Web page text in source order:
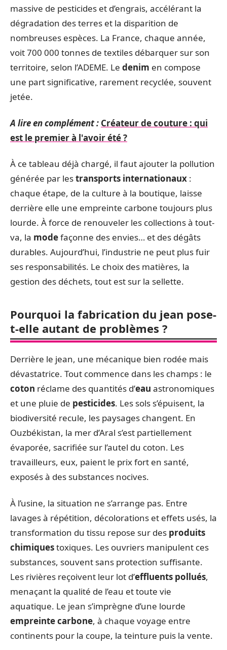
massive de pesticides et d’engrais, accélérant la
dégradation des terres et la disparition de
nombreuses espèces. La France, chaque année,
voit 700 000 tonnes de textiles débarquer sur son
territoire, selon l’ADEME. Le denim en compose
une part significative, rarement recyclée, souvent
jetée.
A lire en complément : Créateur de couture : qui
est le premier à l'avoir été ?
À ce tableau déjà chargé, il faut ajouter la pollution
générée par lestransports internationaux :
chaque étape, de la culture à la boutique, laisse
derrière elle une empreinte carbone toujours plus
lourde. À force de renouveler les collections à tout-
va, la modefaçonne des envies… et des dégâts
durables. Aujourd’hui, l’industrie ne peut plus fuir
ses responsabilités. Le choix des matières, la
gestion des déchets, tout est sur la sellette.
Pourquoi la fabrication du jean pose-
t-elle autant de problèmes ?
Derrière le jean, une mécanique bien rodée mais
dévastatrice. Tout commence dans les champs : le
coton réclame des quantités d’eau astronomiques
et une pluie de pesticides. Les sols s’épuisent, la
biodiversité recule, les paysages changent. En
Ouzbékistan, la mer d’Aral s’est partiellement
évaporée, sacrifiée sur l’autel du coton. Les
travailleurs, eux, paient le prix fort en santé,
exposés à des substances nocives.
À l’usine, la situation ne s’arrange pas. Entre
lavages à répétition, décolorations et effets usés, la
transformation du tissu repose sur des produits
chimiquestoxiques. Les ouvriers manipulent ces
substances, souvent sans protection suffisante.
Les rivières reçoivent leur lot d’effluents pollués,
menaçant la qualité de l’eau et toute vie
aquatique. Le jean s’imprègne d’une lourde
empreinte carbone, à chaque voyage entre
continents pour la coupe, la teinture puis la vente.